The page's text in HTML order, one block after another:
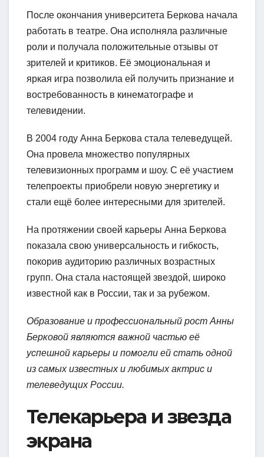
После окончания университета Беркова начала
работать в театре. Она исполняла различные
роли и получала положительные отзывы от
зрителей и критиков. Её эмоциональная и
яркая игра позволила ей получить признание и
востребованность в кинематографе и
телевидении.
В 2004 году Анна Беркова стала телеведущей.
Она провела множество популярных
телевизионных программ и шоу. С её участием
телепроекты приобрели новую энергетику и
стали ещё более интересными для зрителей.
На протяжении своей карьеры Анна Беркова
показала свою универсальность и гибкость,
покорив аудиторию различных возрастных
групп. Она стала настоящей звездой, широко
известной как в России, так и за рубежом.
Образование и профессиональный рост Анны
Берковой являются важной частью её
успешной карьеры и помогли ей стать одной
из самых известных и любимых актрис и
телеведущих России.
Телекарьера и звезда
экрана